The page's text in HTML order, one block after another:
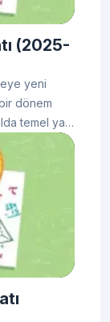
(2025-
yeni
dönem
temel yapı
ortaokuldan
sınıf dersleri
öğrenciler
Eğitim
2025-